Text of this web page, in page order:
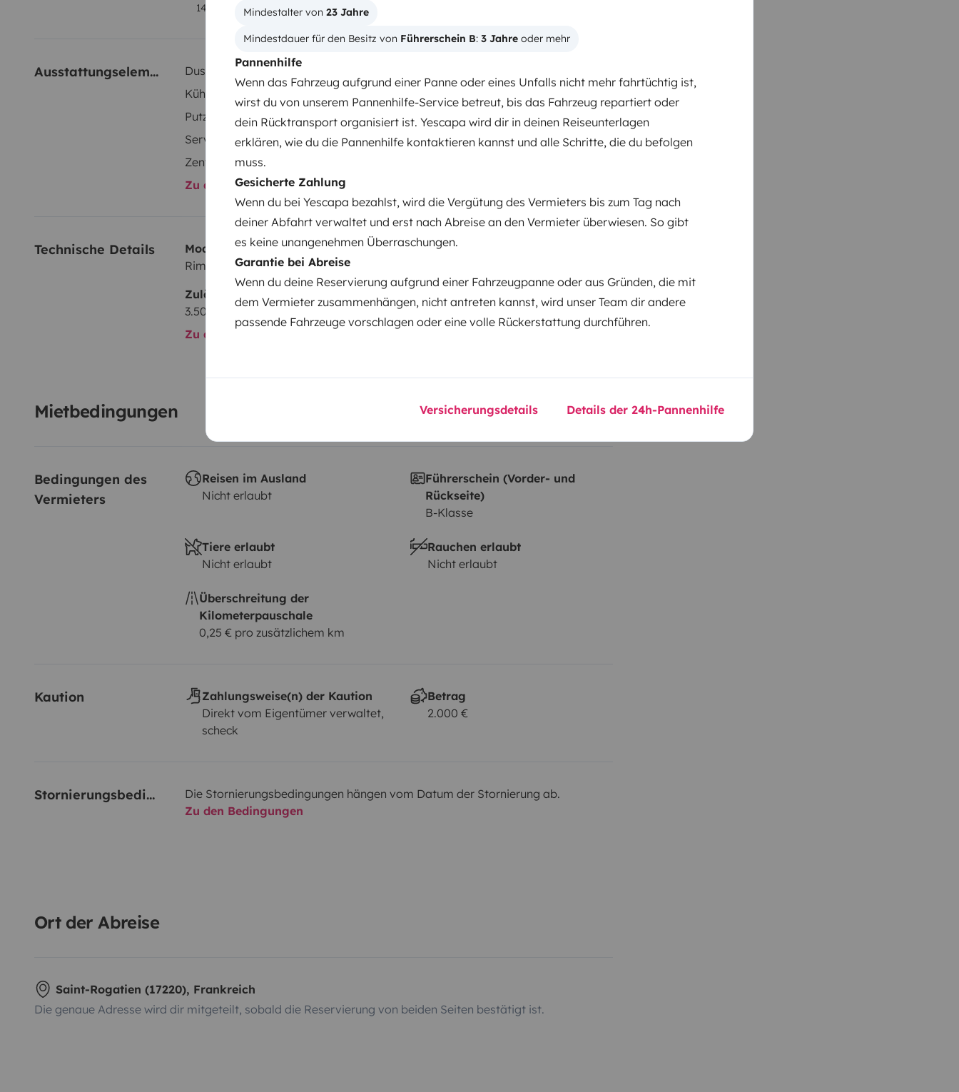
Mindestalter von 23 Jahre
Mindestdauer für den Besitz von Führerschein B: 3 Jahre oder mehr
Pannenhilfe
Wenn das Fahrzeug aufgrund einer Panne oder eines Unfalls nicht mehr fahrtüchtig ist,
wirst du von unserem Pannenhilfe-Service betreut, bis das Fahrzeug repartiert oder
dein Rücktransport organisiert ist. Yescapa wird dir in deinen Reiseunterlagen
erklären, wie du die Pannenhilfe kontaktieren kannst und alle Schritte, die du befolgen
muss.
Gesicherte Zahlung
Wenn du bei Yescapa bezahlst, wird die Vergütung des Vermieters bis zum Tag nach
deiner Abfahrt verwaltet und erst nach Abreise an den Vermieter überwiesen. So gibt
es keine unangenehmen Überraschungen.
Garantie bei Abreise
Wenn du deine Reservierung aufgrund einer Fahrzeugpanne oder aus Gründen, die mit
dem Vermieter zusammenhängen, nicht antreten kannst, wird unser Team dir andere
passende Fahrzeuge vorschlagen oder eine volle Rückerstattung durchführen.
Versicherungsdetails Details der 24h-Pannenhilfe
140x190 cm
140x190 cm
Ausstattungselemente Dusche innen
Kühlschrank
Putzgeräte
Kaffeemaschine
Servolenkung
Geschwindigkeitsregelung
Zentralverriegelung
Zu allen Ausstattungselementen
Technische Details
Modell:
Rimor
Datum der Erstzulassung:
Zulässiges Gesamtgewicht:
3.500 kg
Höhe
2,65 m
Zu allen technischen Details
Mietbedingungen
Bedingungen des
Vermieters
Reisen im Ausland
Nicht erlaubt
Führerschein (Vorder- und
Rückseite)
B-Klasse
Tiere erlaubt
Nicht erlaubt
Rauchen erlaubt
Nicht erlaubt
Überschreitung der
Kilometerpauschale
0,25 € pro zusätzlichem km
Kaution
Zahlungsweise(n) der Kaution
Direkt vom Eigentümer verwaltet,
scheck
Betrag
2.000 €
Stornierungsbedingungen
Die Stornierungsbedingungen hängen vom Datum der Stornierung ab.
Zu den Bedingungen
Ort der Abreise
Saint-Rogatien (17220), Frankreich
Die genaue Adresse wird dir mitgeteilt, sobald die Reservierung von beiden Seiten bestätigt ist.